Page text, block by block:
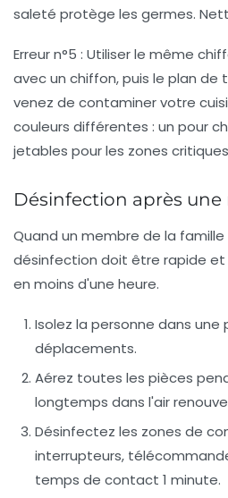
saleté protège les germes.
Erreur n°5 : Utiliser le même
avec un chiffon, puis le plan de
venez de contaminer votre
couleurs différentes : un pour
jetables pour les zones
Désinfection après
Quand un membre de la
désinfection doit être rapide et
en moins d'une heure.
Isolez la personne dans une
déplacements.
Aérez toutes les pièces
longtemps dans l'air
Désinfectez les zones de
interrupteurs,
temps de contact 1 minute.